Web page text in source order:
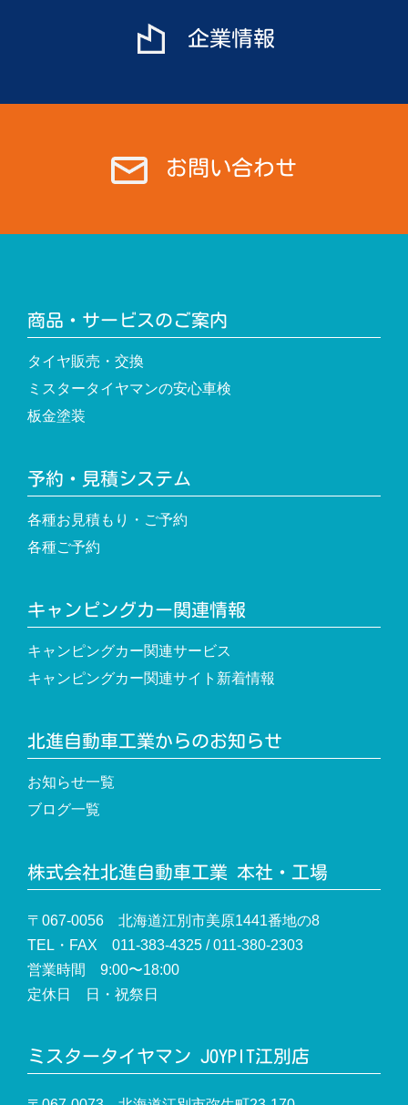
企業情報
お問い合わせ
商品・サービスのご案内
タイヤ販売・交換
ミスタータイヤマンの安心車検
板金塗装
予約・見積システム
各種お見積もり・ご予約
各種ご予約
キャンピングカー関連情報
キャンピングカー関連サービス
キャンピングカー関連サイト新着情報
北進自動車工業からのお知らせ
お知らせ一覧
ブログ一覧
株式会社北進自動車工業 本社・工場
〒067-0056 北海道江別市美原1441番地の8
TEL・FAX 011-383-4325 / 011-380-2303
営業時間 9:00〜18:00
定休日 日・祝祭日
ミスタータイヤマン JOYPIT江別店